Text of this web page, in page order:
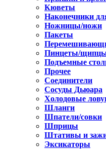
Кюветы
Наконечники
Ножницы/ножи
Пакеты
Пинцеты/
Подъемные
Прочее
Соединители
Сосуды Дьюара
Холодовые
Шланги
Шпатели/совки
Шприцы
Штативы и
Эксикаторы